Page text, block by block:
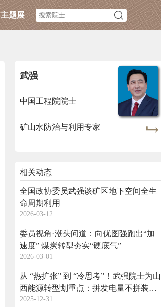
主题展
武强
中国工程院院士
矿山水防治与利用专家
相关动态
全国政协委员武强谈矿区地下空间全生
命周期利用
2026-03-12
委员视角·潮头问道：向优图强跑出“加
速度” 煤炭转型夯实“硬底气”
2026-03-01
从 “热扩张” 到 “冷思考”！武强院士为山
西能源转型划重点：拼发电量不拼装机
量
2025-12-31